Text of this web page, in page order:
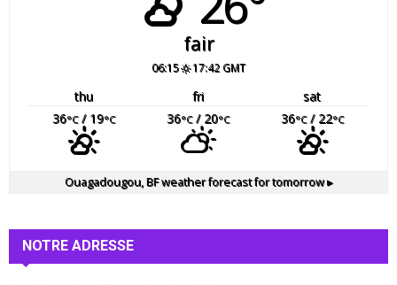
fair
06:15 17:42 GMT
thu fri
sat
36°C/ 19°C 36°C/ 20°C 36°C/ 22°C
Ouagadougou, BFweather forecast for tomorrow ▸
NOTRE ADRESSE